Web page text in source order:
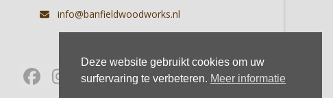
info@banfieldwoodworks.nl
Facebook
Instagram
Whatsapp
Deze website gebruikt cookies om uw
surfervaring te verbeteren. Meer informatie